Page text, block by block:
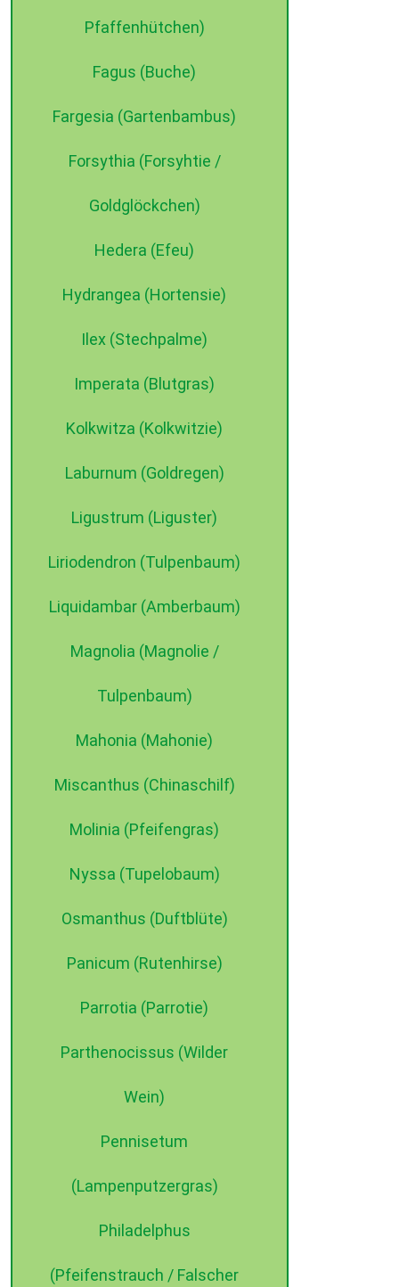
Pfaffenhütchen)
Fagus (Buche)
Fargesia (Gartenbambus)
Forsythia (Forsyhtie /
Goldglöckchen)
Hedera (Efeu)
Hydrangea (Hortensie)
Ilex (Stechpalme)
Imperata (Blutgras)
Kolkwitza (Kolkwitzie)
Laburnum (Goldregen)
Ligustrum (Liguster)
Liriodendron (Tulpenbaum)
Liquidambar (Amberbaum)
Magnolia (Magnolie /
Tulpenbaum)
Mahonia (Mahonie)
Miscanthus (Chinaschilf)
Molinia (Pfeifengras)
Nyssa (Tupelobaum)
Osmanthus (Duftblüte)
Panicum (Rutenhirse)
Parrotia (Parrotie)
Parthenocissus (Wilder
Wein)
Pennisetum
(Lampenputzergras)
Philadelphus
(Pfeifenstrauch / Falscher